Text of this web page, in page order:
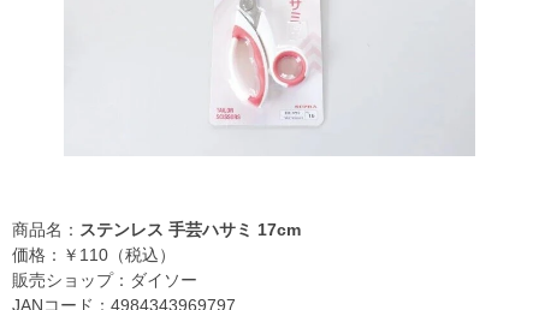
商品名： ステンレス 手芸ハサミ 17cm
価格：￥110（税込）
販売ショップ：ダイソー
JANコード：4984343969797